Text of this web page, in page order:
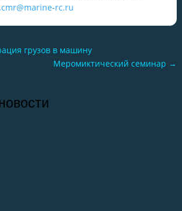
rc.ru
грузов в машину
Меромиктический семинар →